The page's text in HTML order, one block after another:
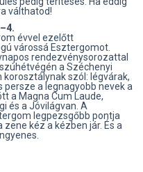
válthatod!
évvel ezelőtt
várossá Esztergomot.
rendezvénysorozattal
a Széchenyi
szól: légvárak,
a legnagyobb nevek a
a Magna Cum Laude,
és a Jóvilágvan. A
legpezsgőbb pontja
kéz a kézben jár. És a